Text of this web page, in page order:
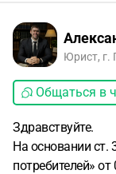
Юрист, г.
Общаться в
Здравствуйте.
На основании ст.
потребителей»